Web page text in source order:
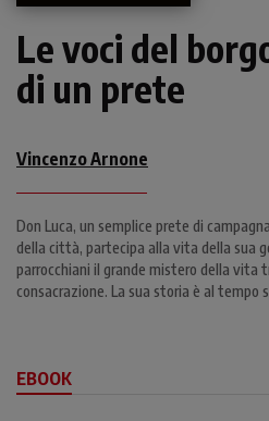
Le voci del
di un prete
Vincenzo Arnone
Don Luca, un semplice prete di
della città, partecipa alla vita della sua
parrocchiani il grande mistero della vita
consacrazione. La sua storia è al
EBOOK